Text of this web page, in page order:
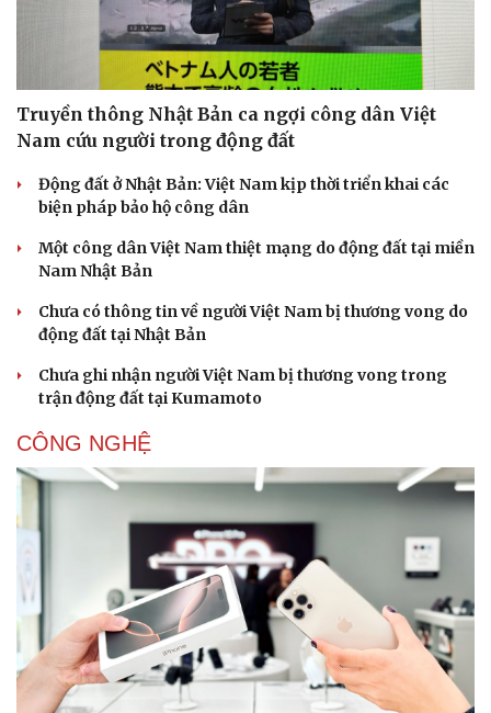
Vụ án
Tin nóng
Quân sự - Quốc phòng
Vũ khí
Truyền thông Nhật Bản ca ngợi công dân Việt
Nam cứu người trong động đất
Động đất ở Nhật Bản: Việt Nam kịp thời triển khai các
biện pháp bảo hộ công dân
Một công dân Việt Nam thiệt mạng do động đất tại miền
Nam Nhật Bản
Chưa có thông tin về người Việt Nam bị thương vong do
động đất tại Nhật Bản
Chưa ghi nhận người Việt Nam bị thương vong trong
trận động đất tại Kumamoto
CÔNG NGHỆ